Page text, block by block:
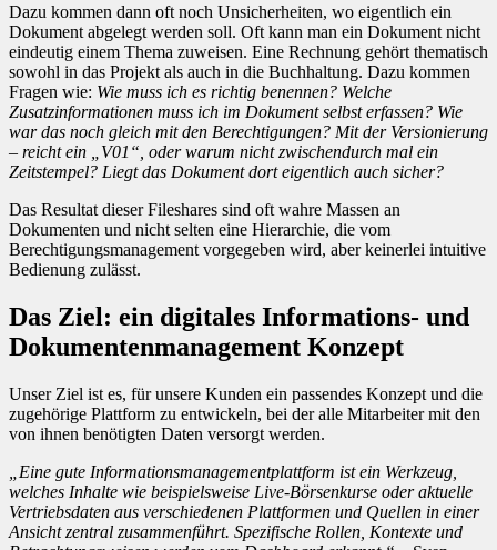
Dazu kommen dann oft noch Unsicherheiten, wo eigentlich ein
Dokument abgelegt werden soll. Oft kann man ein Dokument nicht
eindeutig einem Thema zuweisen. Eine Rechnung gehört thematisch
sowohl in das Projekt als auch in die Buchhaltung. Dazu kommen
Fragen wie: Wie muss ich es richtig benennen? Welche
Zusatzinformationen muss ich im Dokument selbst erfassen? Wie
war das noch gleich mit den Berechtigungen? Mit der Versionierung
– reicht ein „V01“, oder warum nicht zwischendurch mal ein
Zeitstempel? Liegt das Dokument dort eigentlich auch sicher?
Das Resultat dieser Fileshares sind oft wahre Massen an
Dokumenten und nicht selten eine Hierarchie, die vom
Berechtigungsmanagement vorgegeben wird, aber keinerlei intuitive
Bedienung zulässt.
Das Ziel: ein digitales Informations- und
Dokumentenmanagement Konzept
Unser Ziel ist es, für unsere Kunden ein passendes Konzept und die
zugehörige Plattform zu entwickeln, bei der alle Mitarbeiter mit den
von ihnen benötigten Daten versorgt werden.
„Eine gute Informationsmanagementplattform ist ein Werkzeug,
welches Inhalte wie beispielsweise Live-Börsenkurse oder aktuelle
Vertriebsdaten aus verschiedenen Plattformen und Quellen in einer
Ansicht zentral zusammenführt. Spezifische Rollen, Kontexte und